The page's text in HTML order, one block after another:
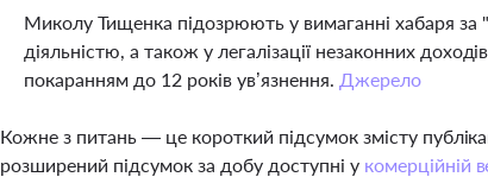
Миколу Тищенка підозрюють у вимаганні хабаря
діяльністю, а також у легалізації незаконних
покаранням до 12 років ув’язнення. Джерело
Кожне з питань — це короткий підсумок змісту
розширений підсумок за добу доступні у комерційній